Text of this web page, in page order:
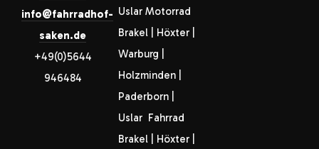
info@fahrradhof-
saken.de
+49(0)5644
946484
Uslar Motorrad
Brakel | Höxter |
Warburg |
Holzminden |
Paderborn |
Uslar Fahrrad
Brakel | Höxter |